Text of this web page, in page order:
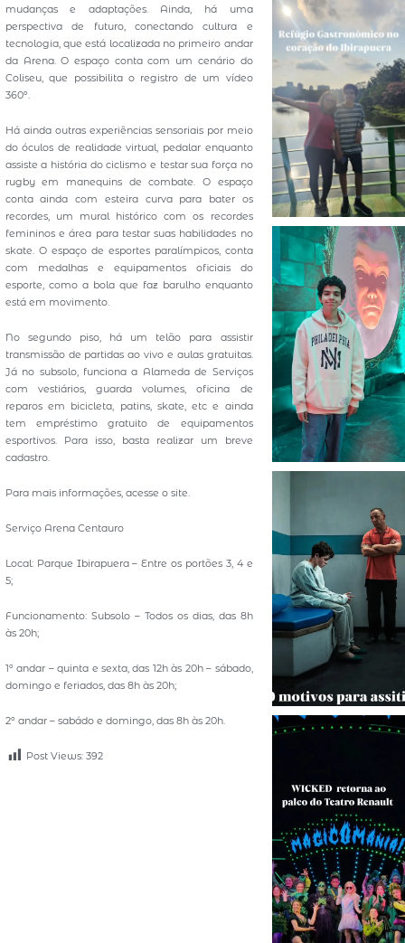
mudanças e adaptações. Ainda, há uma
perspectiva de futuro, conectando cultura e
tecnologia, que está localizada no primeiro andar
da Arena. O espaço conta com um cenário do
Coliseu, que possibilita o registro de um vídeo
360º.
Há ainda outras experiências sensoriais por meio
do óculos de realidade virtual, pedalar enquanto
assiste a história do ciclismo e testar sua força no
rugby em manequins de combate. O espaço
conta ainda com esteira curva para bater os
recordes, um mural histórico com os recordes
femininos e área para testar suas habilidades no
skate. O espaço de esportes paralímpicos, conta
com medalhas e equipamentos oficiais do
esporte, como a bola que faz barulho enquanto
está em movimento.
No segundo piso, há um telão para assistir
transmissão de partidas ao vivo e aulas gratuitas.
Já no subsolo, funciona a Alameda de Serviços
com vestiários, guarda volumes, oficina de
reparos em bicicleta, patins, skate, etc e ainda
tem empréstimo gratuito de equipamentos
esportivos. Para isso, basta realizar um breve
cadastro.
Para mais informações, acesse o site.
Serviço Arena Centauro
Local: Parque Ibirapuera – Entre os portões 3, 4 e
5;
Funcionamento: Subsolo – Todos os dias, das 8h
às 20h;
1º andar – quinta e sexta, das 12h às 20h – sábado,
domingo e feriados, das 8h às 20h;
2º andar – sabádo e domingo, das 8h às 20h.
Post Views: 392